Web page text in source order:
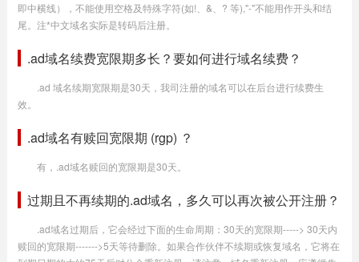
即中横线），不能使用空格及特殊字符(如!、&、? 等),"-"不能用作开头和结
尾。注*中文域名实际是转码后注册。
.ad域名续费宽限期多长？要如何进行域名续费？
.ad 域名续期宽限期是30天，我司注册的域名可以在后台进行续费生
效。
.ad域名有赎回宽限期 (rgp) ？
有，.ad域名赎回的宽限期是30天。
过期且不再续期的.ad域名，多久可以再次被公开注册？
.ad域名过期后，它会经过下面的生命周期：30天的宽限期-----> 30天内
赎回的宽限期------->5天等待删除。如果合作伙伴不续期或恢复域名，它将在